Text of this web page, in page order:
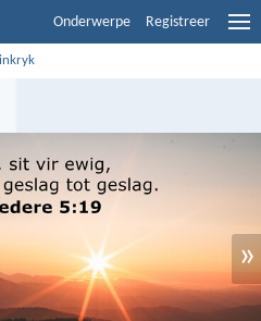
Onderwerpe Registreer
»